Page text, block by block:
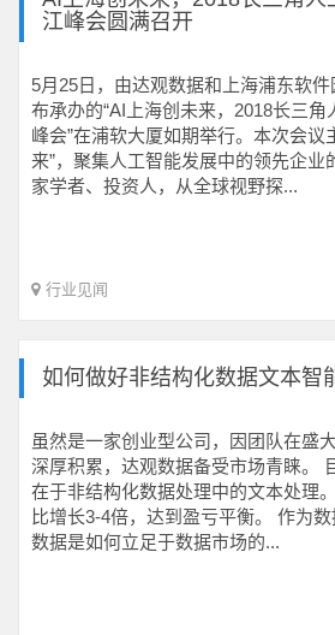
江峰会圆满召开
5月25日，由达观数据和上海浦东软
布承办的“AI上海创未来，2018长三
峰会”在浦软大厦如期举行。本次会议
来”，聚集人工智能发展中的领先企业
家学者、投资人，从全球视野探...
行业见闻
如何做好非结构化数据文本智
虽然是一家创业型公司，因团队在盛
深厚积累，达观数据备受市场青睐。
在于非结构化数据处理中的文本处理
比增长3-4倍，达到盈亏平衡。 作为
数据是如何立足于数据市场的...